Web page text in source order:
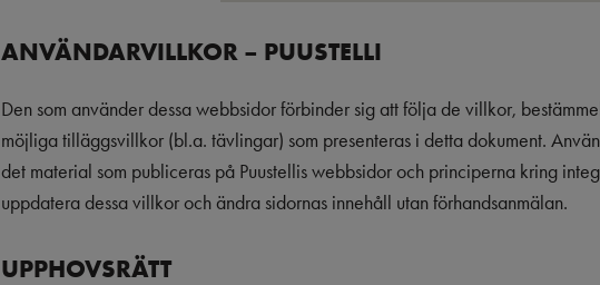
ANVÄNDARVILLKOR – PUUSTELLI
Den som använder dessa webbsidor förbinder sig att följa de villkor,
möjliga tilläggsvillkor (bl.a. tävlingar) som presenteras i detta dokument.
det material som publiceras på Puustellis webbsidor och principerna kring
uppdatera dessa villkor och ändra sidornas innehåll utan förhandsanmälan.
UPPHOVSRÄTT